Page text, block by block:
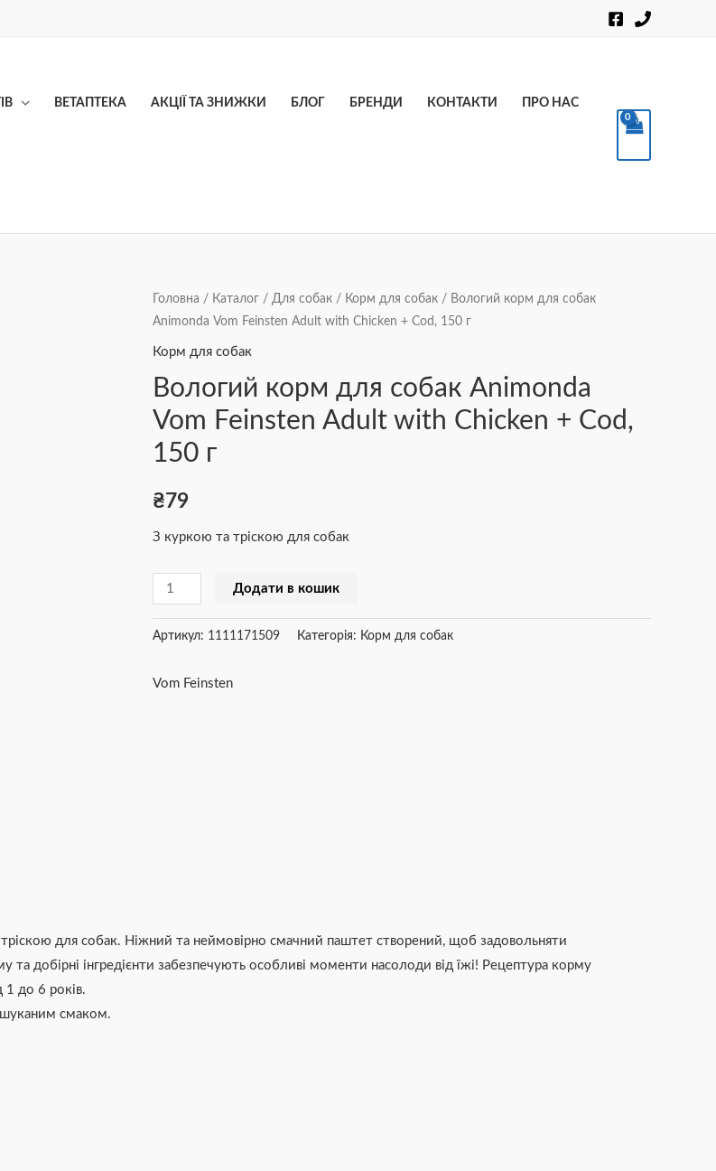
ВЕТАПТЕКА АКЦІЇ ТА ЗНИЖКИ БЛОГ БРЕНДИ КОНТАКТИ ПРО НАС
Головна / Каталог / Для собак / Корм для собак / Вологий корм для собак
Animonda Vom Feinsten Adult with Chicken + Cod, 150 г
Корм для собак
Вологий корм для собак Animonda
Vom Feinsten Adult with Chicken + Cod,
150 г
₴79
З куркою та тріскою для собак
Вологий
корм
для
Animonda
Vom
Feinsten
with
+
150
г
кількість
Додати в кошик
Артикул: 1111171509 Категорія: Корм для собак
Vom Feinsten
для собак. Ніжний та неймовірно смачний паштет створений, щоб задовольняти
та добірні інгредієнти забезпечують особливі моменти насолоди від їжі! Рецептура корму
1 до 6 років.
смаком.